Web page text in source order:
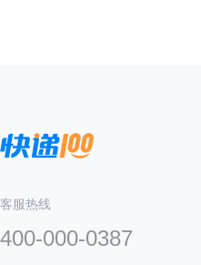
客服热线
400-000-0387